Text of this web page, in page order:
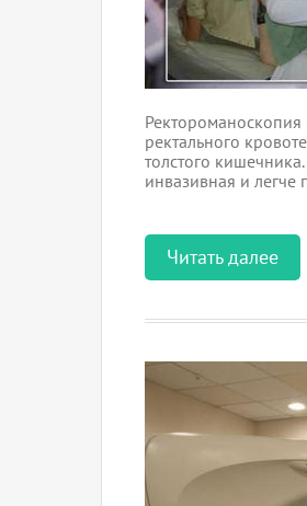
ректального
толстого
инвазивная и
Читать далее